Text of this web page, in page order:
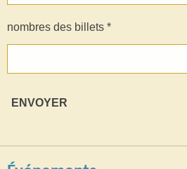
nombres des billets *
ENVOYER